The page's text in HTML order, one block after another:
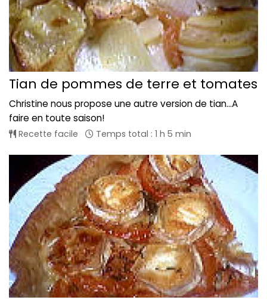
Tian de pommes de terre et tomates
Christine nous propose une autre version de tian...A
faire en toute saison!
Recette facile Temps total : 1 h 5 min